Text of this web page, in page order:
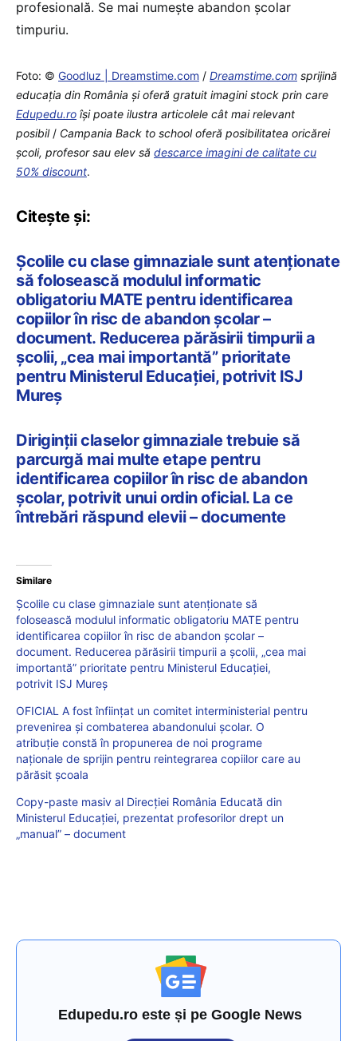
profesională. Se mai numește abandon școlar
timpuriu.
Foto: © Goodluz | Dreamstime.com / Dreamstime.com sprijină
educaţia din România şi oferă gratuit imagini stock prin care
Edupedu.ro îşi poate ilustra articolele cât mai relevant
posibil/ Campania Back to school oferă posibilitatea oricărei
școli, profesor sau elev să descarce imagini de calitate cu
50% discount.
Citește și:
Școlile cu clase gimnaziale sunt atenționate
să folosească modulul informatic
obligatoriu MATE pentru identificarea
copiilor în risc de abandon școlar –
document. Reducerea părăsirii timpurii a
școlii, „cea mai importantă” prioritate
pentru Ministerul Educației, potrivit ISJ
Mureș
Diriginții claselor gimnaziale trebuie să
parcurgă mai multe etape pentru
identificarea copiilor în risc de abandon
școlar, potrivit unui ordin oficial. La ce
întrebări răspund elevii – documente
Similare
Școlile cu clase gimnaziale sunt atenționate să
folosească modulul informatic obligatoriu MATE pentru
identificarea copiilor în risc de abandon școlar –
document. Reducerea părăsirii timpurii a școlii, „cea mai
importantă” prioritate pentru Ministerul Educației,
potrivit ISJ Mureș
OFICIAL A fost înființat un comitet interministerial pentru
prevenirea și combaterea abandonului școlar. O
atribuție constă în propunerea de noi programe
naționale de sprijin pentru reintegrarea copiilor care au
părăsit școala
Copy-paste masiv al Direcției România Educată din
Ministerul Educației, prezentat profesorilor drept un
„manual” – document
Edupedu.ro este și pe Google News